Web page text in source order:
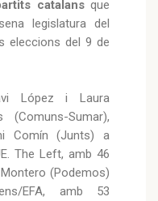
catalansque
legislatura del
eleccions del 9 de
López i Laura
Sumar),
Comín (Junts) a
The Left, amb 46
(Podemos)
EFA, amb 53